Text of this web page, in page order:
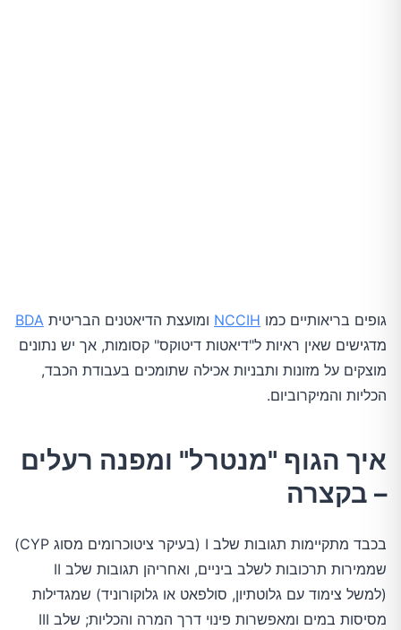
גופים בריאותיים כמו NCCIH ומועצת הדיאטנים הבריטית BDA
מדגישים שאין ראיות ל"דיאטות דיטוקס" קסומות, אך יש נתונים
מוצקים על מזונות ותבניות אכילה שתומכים בעבודת הכבד,
הכליות והמיקרוביום.
איך הגוף "מנטרל" ומפנה רעלים
– בקצרה
בכבד מתקיימות תגובות שלב I (בעיקר ציטוכרומים מסוג CYP)
שממירות תרכובות לשלב ביניים, ואחריהן תגובות שלב II
(למשל צימוד עם גלוטתיון, סולפאט או גלוקורוניד) שמגדילות
מסיסות במים ומאפשרות פינוי דרך המרה והכליות; שלב III